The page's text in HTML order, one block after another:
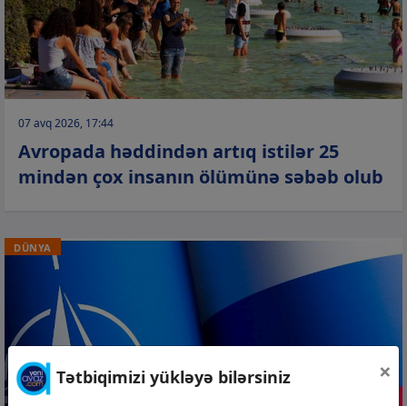
07 avq 2026, 17:44
Avropada həddindən artıq istilər 25
mindən çox insanın ölümünə səbəb olub
DÜNYA
Tətbiqimizi yükləyə bilərsiniz ×